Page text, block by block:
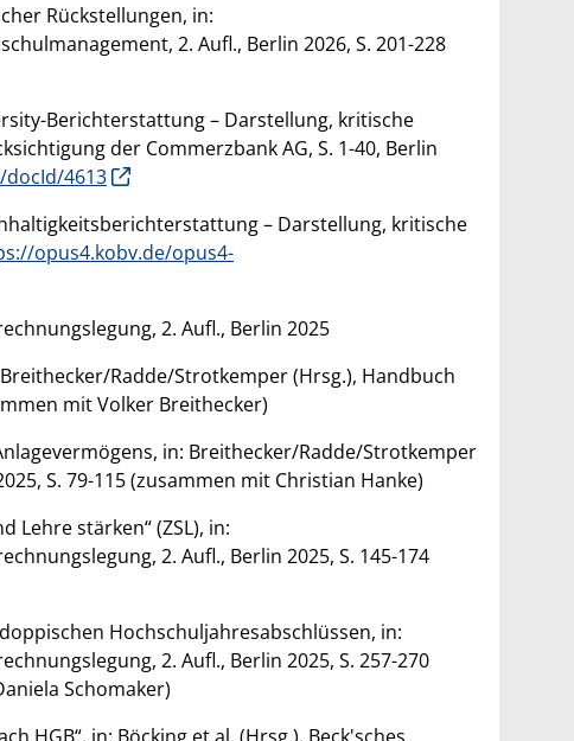
Rückstellungen, in:
2. Aufl., Berlin 2026, S. 201-228
Berichterstattung – Darstellung, kritische
der Commerzbank AG, S. 1-40, Berlin
4613
– Darstellung, kritische
opus4.kobv.de/opus4-
2. Aufl., Berlin 2025
Radde/Strotkemper (Hrsg.), Handbuch
mit Volker Breithecker)
in: Breithecker/Radde/Strotkemper
S. 79-115 (zusammen mit Christian Hanke)
Lehre stärken“ (ZSL), in:
2. Aufl., Berlin 2025, S. 145-174
Hochschuljahresabschlüssen, in:
2. Aufl., Berlin 2025, S. 257-270
Schomaker)